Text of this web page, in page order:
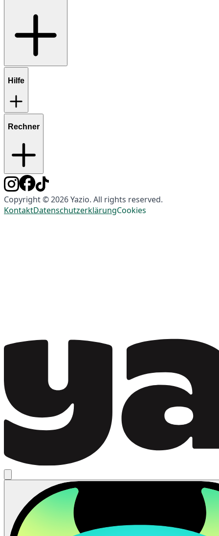
Hilfe
Rechner
Copyright © 2026 Yazio. All rights reserved.
KontaktDatenschutzerklärungCookies